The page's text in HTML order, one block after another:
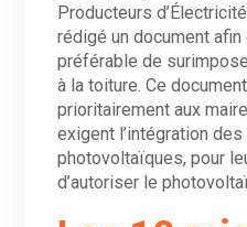
Producteurs
rédigé un document
préférable de
à la toiture. Ce
prioritairement aux
exigent l’intégration des
photovoltaïques, pour
d’autoriser le